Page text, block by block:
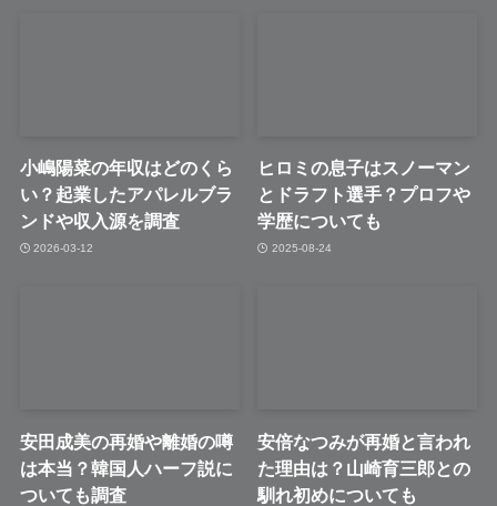
小嶋陽菜の年収はどのくら
い？起業したアパレルブラ
ンドや収入源を調査
2026-03-12
ヒロミの息子はスノーマン
とドラフト選手？プロフや
学歴についても
2025-08-24
安田成美の再婚や離婚の噂
は本当？韓国人ハーフ説に
ついても調査
安倍なつみが再婚と言われ
た理由は？山崎育三郎との
馴れ初めについても